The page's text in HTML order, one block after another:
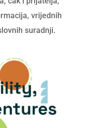
vrijednih
suradnji.